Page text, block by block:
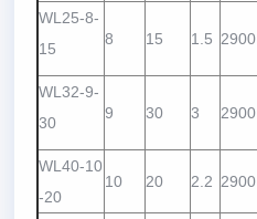
WL25-8-
15
8 15 1.5 2900
WL32-9-
30
9 30 3 2900
WL40-10
-20
10 20 2.2 2900